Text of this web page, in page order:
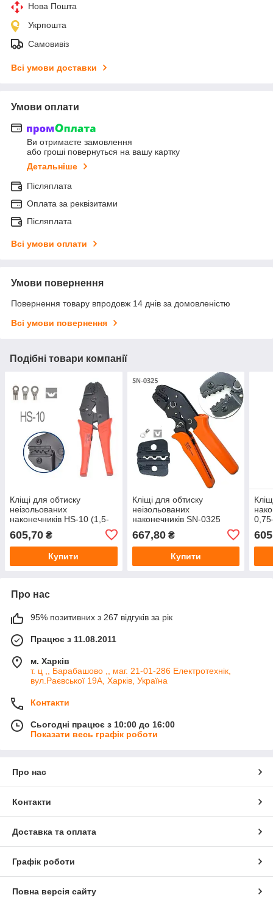
Нова Пошта
Укрпошта
Самовивіз
Всі умови доставки
Умови оплати
Ви отримаєте замовлення
або гроші повернуться на вашу картку
Детальніше
Післяплата
Оплата за реквізитами
Післяплата
Всі умови оплати
Умови повернення
Повернення товару впродовж 14 днів за домовленістю
Всі умови повернення
Подібні товари компанії
Кліщі для обтиску
неізольованих
наконечників HS-10 (1,5-
605,70 ₴
Купити
Кліщі для обтиску
неізольованих
наконечників SN-0325
667,80₴
Купити
Про нас
95% позитивних з 267 відгуків за рік
Працює з 11.08.2011
м. Харків
т. ц ,, Барабашово ,, маг. 21-01-286 Електротехнік,
вул.Раєвської 19А, Харків, Україна
Контакти
Сьогодні працює з 10:00 до 16:00
Показати весь графік роботи
Про нас
Контакти
Доставка та оплата
Графік роботи
Повна версія сайту